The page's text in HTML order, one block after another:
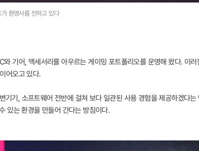
환영사를 전하고 있다
기어, 액세서리를 아우르는 게이밍 포트폴리오를 운영해 왔다. 이러
어오고 있다.
기, 소프트웨어 전반에 걸쳐 보다 일관된 사용 경험을 제공하겠다는
있는 환경을 만들어 간다는 방침이다.